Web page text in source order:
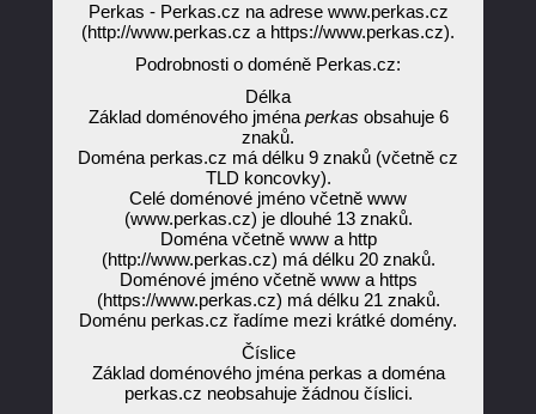
Perkas - Perkas.cz na adrese www.perkas.cz
(http://www.perkas.cz a https://www.perkas.cz).
Podrobnosti o doméně Perkas.cz:
Délka
Základ doménového jména perkas obsahuje 6
znaků.
Doména perkas.cz má délku 9 znaků (včetně cz
TLD koncovky).
Celé doménové jméno včetně www
(www.perkas.cz) je dlouhé 13 znaků.
Doména včetně www a http
(http://www.perkas.cz) má délku 20 znaků.
Doménové jméno včetně www a https
(https://www.perkas.cz) má délku 21 znaků.
Doménu perkas.cz řadíme mezi krátké domény.
Číslice
Základ doménového jména perkas a doména
perkas.cz neobsahuje žádnou číslici.